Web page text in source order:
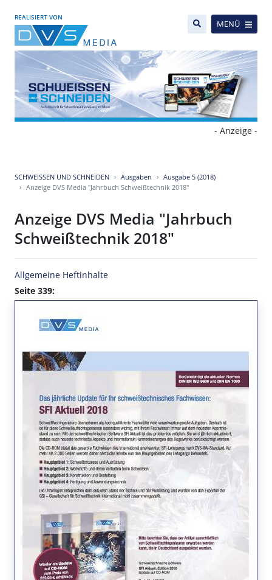
REALISIERT VON
MENÜ
- Anzeige -
SCHWEISSEN UND SCHNEIDEN Ausgaben
Ausgabe 5 (2018)
Anzeige DVS Media "Jahrbuch Schweißtechnik 2018"
Anzeige DVS Media "Jahrbuch
Schweißtechnik 2018"
Allgemeine Heftinhalte
Seite 339: